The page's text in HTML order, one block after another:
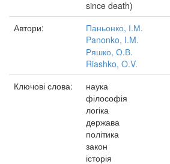
since death)
Автори:
Паньонко, І.М.
Panonko, I.M.
Ряшко, О.В.
Riashko, O.V.
Ключові слова:
наука
філософія
логіка
держава
політика
закон
історія